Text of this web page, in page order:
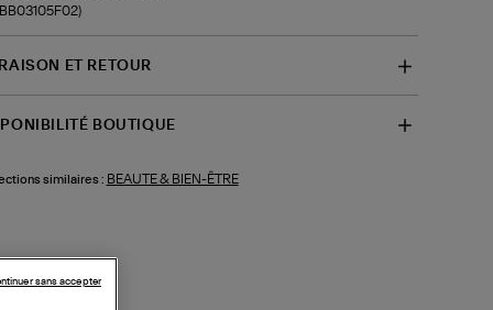
ET RETOUR
BOUTIQUE
similaires : BEAUTE & BIEN-ÊTRE
sans accepter